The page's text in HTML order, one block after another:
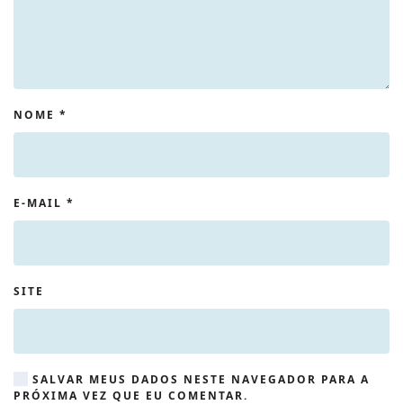
NOME *
E-MAIL *
SITE
SALVAR MEUS DADOS NESTE NAVEGADOR PARA A
PRÓXIMA VEZ QUE EU COMENTAR.